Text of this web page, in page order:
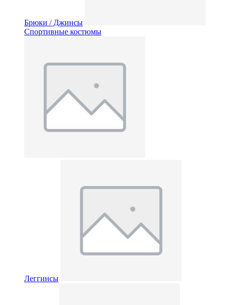
Брюки / Джинсы
Спортивные костюмы
Леггинсы